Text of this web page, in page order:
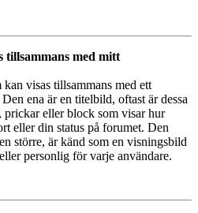
tillsammans med mitt
visas tillsammans med ett
ena är en titelbild, oftast är dessa
eller block som visar hur
eller din status på forumet. Den
större, är känd som en visningsbild
personlig för varje användare.